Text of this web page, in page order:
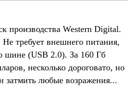
производства Western Digital.
требует внешнего питания,
шине (USB 2.0). За 160 Гб
несколько дороговато, но
затмить любые возражения...